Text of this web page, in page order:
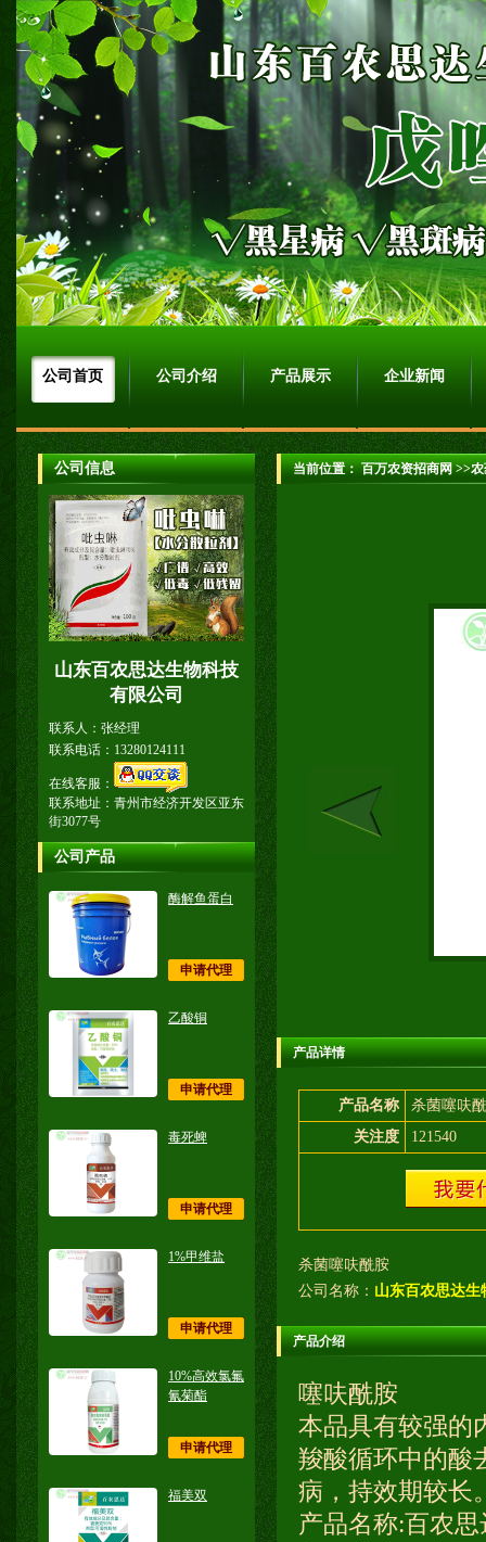
公司首页 公司介绍 产品展示 企业新闻
公司信息
山东百农思达生物科技
有限公司
联系人：张经理
联系电话：13280124111
在线客服：
联系地址：青州市经济开发区亚东
街3077号
公司产品
酶解鱼蛋白
申请代理
乙酸铜
申请代理
毒死蜱
申请代理
1%甲维盐
申请代理
10%高效氯氟
氰菊酯
申请代理
福美双
当前位置：百万农资招商网>>农
产品详情
产品名称
杀菌噻呋
关注度
121540
杀菌噻呋酰胺
公司名称： 山东百农思达生
产品介绍
噻呋酰胺
本品具有较强的
羧酸循环中的酸
病，持效期较长
产品名称:百农思